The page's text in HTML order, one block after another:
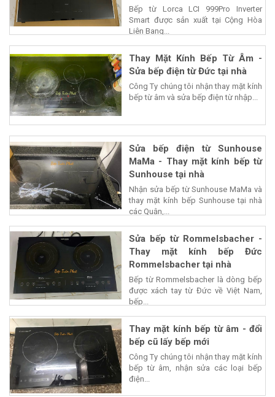
Bếp từ Lorca LCI 999Pro Inverter
Smart được sản xuất tại Cộng Hòa
Liên Bang...
Thay Mặt Kính Bếp Từ Âm -
Sửa bếp điện từ Đức tại nhà
Công Ty chúng tôi nhận thay mặt kính
bếp từ âm và sửa bếp điện từ nhập...
Sửa bếp điện từ Sunhouse
MaMa - Thay mặt kính bếp từ
Sunhouse tại nhà
Nhận sửa bếp từ Sunhouse MaMa và
thay mặt kính bếp Sunhouse tại nhà
các Quận,...
Sửa bếp từ Rommelsbacher -
Thay mặt kính bếp Đức
Rommelsbacher tại nhà
Bếp từ Rommelsbacher là dòng bếp
được xách tay từ Đức về Việt Nam,
bếp...
Thay mặt kính bếp từ âm - đổi
bếp cũ lấy bếp mới
Công Ty chúng tôi nhận thay mặt kính
bếp từ âm, nhận sửa các loại bếp
điện...